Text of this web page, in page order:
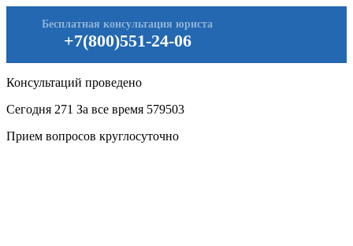
+7(800)551-24-06
Бесплатная консультация юриста
Консультаций проведено
Сегодня 271 За все время 579503
Прием вопросов круглосуточно